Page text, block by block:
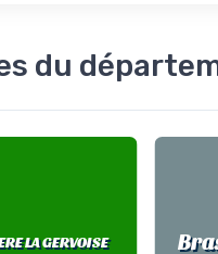
du
LA GERVOISE